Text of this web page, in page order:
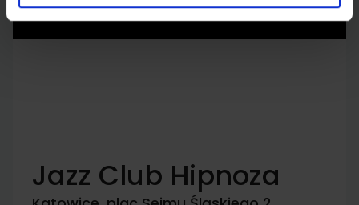
Jazz Club Hipnoza